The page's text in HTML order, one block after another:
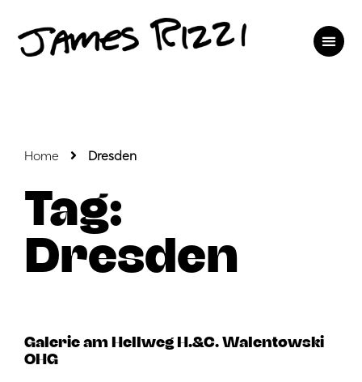
Home Dresden
Tag:
Dresden
Galerie am Hellweg H.&C. Walentowski
OHG